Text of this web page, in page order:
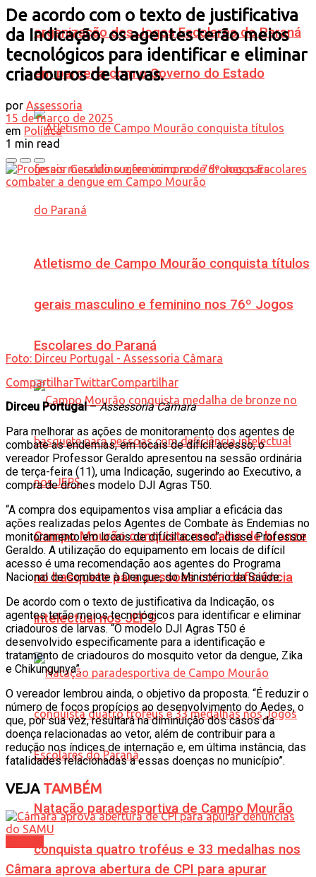
organização dos Jogos Escolares do Paraná
em parceria com o Governo do Estado
Atletismo de Campo Mourão conquista títulos
gerais masculino e feminino nos 76º Jogos
Escolares do Paraná
Campo Mourão conquista medalha de bronze
no basquete para pessoas com deficiência
intelectual nos JEPS
Natação paradesportiva de Campo Mourão
conquista quatro troféus e 33 medalhas nos
De acordo com o texto de justificativa
da Indicação, os agentes terão meios
tecnológicos para identificar e eliminar
criadouros de larvas.
por Assessoria
15 de março de 2025
em Política
1 min read
Foto: Dirceu Portugal - Assessoria Câmara
CompartilharTwittarCompartilhar
Dirceu Portugal–Assessoria Câmara
Para melhorar as ações de monitoramento dos agentes de
combate as endemias, em locais de difícil acesso, o
vereador Professor Geraldo apresentou na sessão ordinária
de terça-feira (11), uma Indicação, sugerindo ao Executivo, a
compra de drones modelo DJI Agras T50.
“A compra dos equipamentos visa ampliar a eficácia das
ações realizadas pelos Agentes de Combate às Endemias no
monitoramento em locais de difícil acesso”, disse Professor
Geraldo. A utilização do equipamento em locais de difícil
acesso é uma recomendação aos agentes do Programa
Nacional de Combate à Dengue, do Ministério da Saúde.
De acordo com o texto de justificativa da Indicação, os
agentes terão meios tecnológicos para identificar e eliminar
criadouros de larvas. “O modelo DJI Agras T50 é
desenvolvido especificamente para a identificação e
tratamento de criadouros do mosquito vetor da dengue, Zika
e Chikungunya”.
O vereador lembrou ainda, o objetivo da proposta. “É reduzir o
número de focos propícios ao desenvolvimento do Aedes, o
que, por sua vez, resultará na diminuição dos casos da
doença relacionadas ao vetor, além de contribuir para a
redução nos índices de internação e, em última instância, das
fatalidades relacionadas a essas doenças no município”.
VEJATAMBÉM
Câmara aprova abertura de CPI para apurar